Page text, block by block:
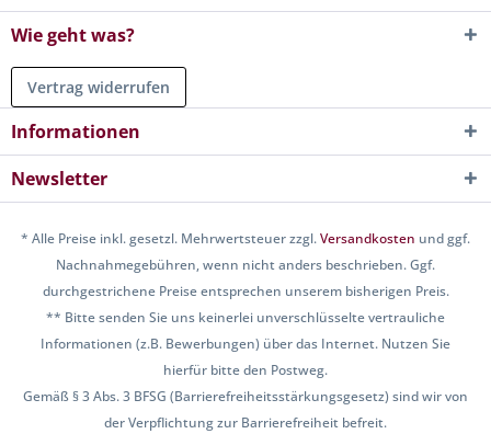
Wie geht was?
Vertrag widerrufen
Informationen
Newsletter
* Alle Preise inkl. gesetzl. Mehrwertsteuer zzgl.Versandkosten und ggf.
Nachnahmegebühren, wenn nicht anders beschrieben. Ggf.
durchgestrichene Preise entsprechen unserem bisherigen Preis.
** Bitte senden Sie uns keinerlei unverschlüsselte vertrauliche
Informationen (z.B. Bewerbungen) über das Internet. Nutzen Sie
hierfür bitte den Postweg.
Gemäß § 3 Abs. 3 BFSG (Barrierefreiheitsstärkungsgesetz) sind wir von
der Verpflichtung zur Barrierefreiheit befreit.